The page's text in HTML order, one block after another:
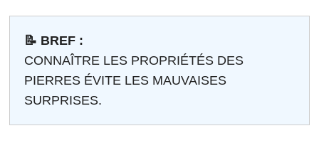
📝 BREF :
CONNAÎTRE LES PROPRIÉTÉS DES
PIERRES ÉVITE LES MAUVAISES
SURPRISES.